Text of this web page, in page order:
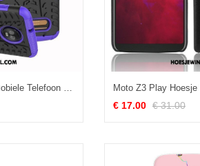
Moto Z3 Play Hoesje Mobiele Telefoon Patroon Purper, Moto Z3 Play Hoesje Zacht Hoes
€ 17.00 € 31.00